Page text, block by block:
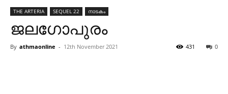
THE ARTERIA SEQUEL 22 നാടകം
ജലഗോപുരം
By athmaonline - 12th November 2021 0
431